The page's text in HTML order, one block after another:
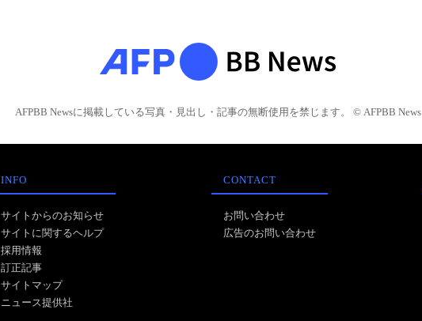
AFPBB Newsに掲載している写真・見出し・記事の無断使用を禁じます。 © AFPBB News
INFO
サイトからのお知らせ
サイトに関するヘルプ
採用情報
訂正記事
サイトマップ
ニュース提供社
CONTACT
お問い合わせ
広告のお問い合わせ